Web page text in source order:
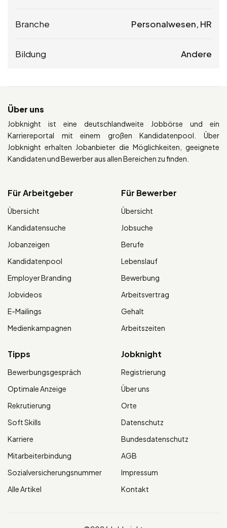
Branche Personalwesen, HR
Bildung Andere
Über uns
Jobknight ist eine deutschlandweite Jobbörse und ein
Karriereportal mit einem großen Kandidatenpool. Über
Jobknight erhalten Jobanbieter die Möglichkeiten, geeignete
Kandidaten und Bewerber aus allen Bereichen zu finden.
Für Arbeitgeber
Übersicht
Kandidatensuche
Jobanzeigen
Kandidatenpool
Employer Branding
Jobvideos
E-Mailings
Medienkampagnen
Für Bewerber
Übersicht
Jobsuche
Berufe
Lebenslauf
Bewerbung
Arbeitsvertrag
Gehalt
Arbeitszeiten
Tipps
Bewerbungsgespräch
Optimale Anzeige
Rekrutierung
Soft Skills
Karriere
Mitarbeiterbindung
Sozialversicherungsnummer
Alle Artikel
Jobknight
Registrierung
Über uns
Orte
Datenschutz
Bundesdatenschutz
AGB
Impressum
Kontakt